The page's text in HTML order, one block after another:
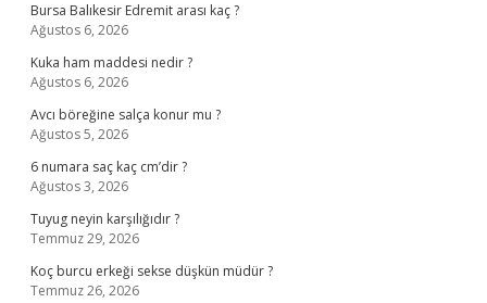
Bursa Balıkesir Edremit arası kaç ?
Ağustos 6, 2026
Kuka ham maddesi nedir ?
Ağustos 6, 2026
Avcı böreğine salça konur mu ?
Ağustos 5, 2026
6 numara saç kaç cm’dir ?
Ağustos 3, 2026
Tuyug neyin karşılığıdır ?
Temmuz 29, 2026
Koç burcu erkeği sekse düşkün müdür ?
Temmuz 26, 2026